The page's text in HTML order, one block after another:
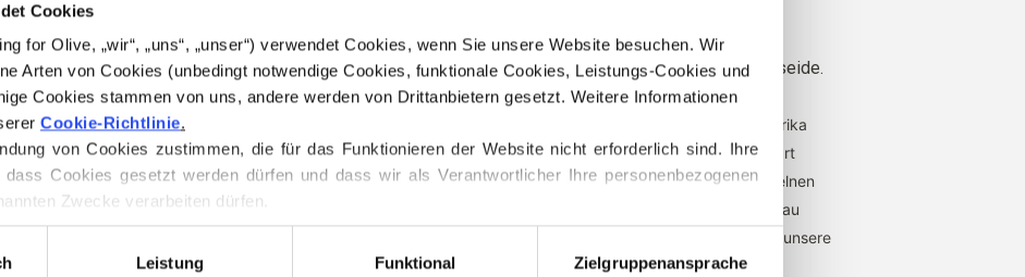
Cookies
for Olive, „wir“, „uns“, „unser“) verwendet Cookies, wenn Sie unsere Website besuchen. Wir
Arten von Cookies (unbedingt notwendige Cookies, funktionale Cookies, Leistungs-Cookies und
Cookies stammen von uns, andere werden von Drittanbietern gesetzt. Weitere Informationen
Cookie-Richtlinie.
von Cookies zustimmen, die für das Funktionieren der Website nicht erforderlich sind. Ihre
dass Cookies gesetzt werden dürfen und dass wir als Verantwortlicher Ihre personenbezogenen
Zwecke verarbeiten dürfen.
jederzeit über unsere Cookie-Richtlinie, wo Sie auch Informationen zum Blockieren und
Leistung Funktional Zielgruppenansprache
Knitting for Olive Soft Silk Mohair eine luxuriöse
Mischung aus feinstem Kid-Mohair und Maulbeerseide.
Unser Mohair stammt von Angoraziegen, die in Südafrika
gezüchtet werden, und das Garn wird ebenfalls vor Ort
hergestellt. Unsere Garne lassen sich bis zu den einzelnen
Farmen zurückverfolgen, was bedeutet, dass wir genau
wissen, von welchen Farmen, Landwirten und Ziegen unsere
Wolle stammt.